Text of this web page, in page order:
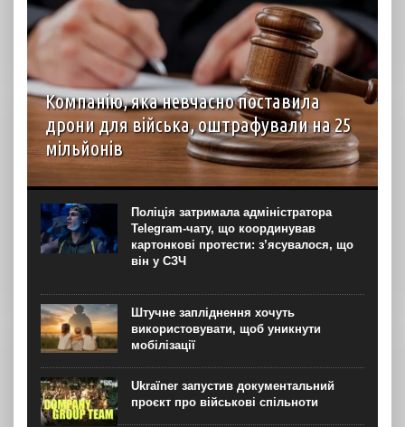
Компанію, яка невчасно поставила
дрони для війська, оштрафували на 25
мільйонів
Господарський суд Рівненської області вирішив стягнути
з ТОВ “Домпромбуд” на користь ДП Міністерства
оборони “Агенція оборонних закупівель” 24,88 млн грн за
невчасно поставлені дрони. Про це свідчить рішення
суду...
Поліція затримала адміністратора
Telegram-чату, що координував
картонкові протести: з’ясувалося, що
він у СЗЧ
Штучне запліднення хочуть
використовувати, щоб уникнути
мобілізації
Ukraїner запустив документальний
проєкт про військові спільноти